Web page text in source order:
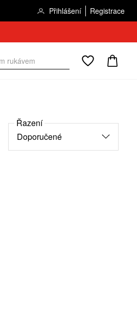
Přihlášení Registrace
Řazení
Doporučené